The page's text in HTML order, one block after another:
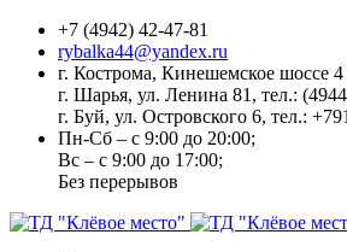
+7 (4942) 42-47-81
rybalka44@yandex.ru
г. Кострома, Кинешемское шоссе 4
г. Шарья, ул. Ленина 81, тел.:
г. Буй, ул. Островского 6, тел.:
Пн-Сб – с 9:00 до 20:00;
Вс – с 9:00 до 17:00;
Без перерывов